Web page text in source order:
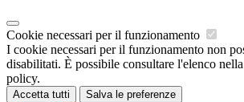
Cookie necessari per il funzionamento
I cookie necessari per il funzionamento non
disabilitati. È possibile consultare l'elenco
policy.
Accetta tutti Salva le preferenze